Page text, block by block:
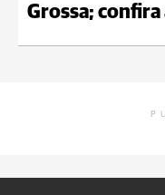
Grossa; confira